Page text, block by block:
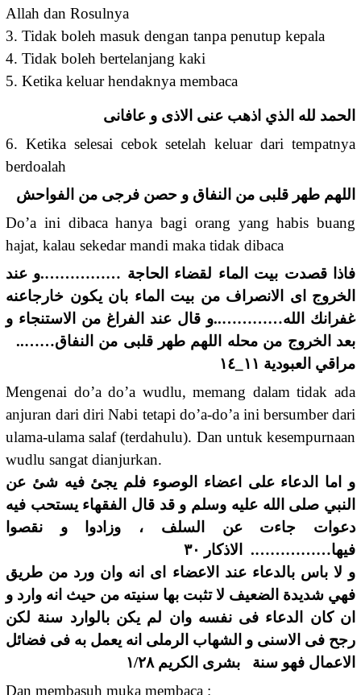
Allah dan Rosulnya
3. Tidak boleh masuk dengan tanpa penutup kepala
4. Tidak boleh bertelanjang kaki
5. Ketika keluar hendaknya membaca
الحمد لله الذي اذهب عنى الاذى و عافانى
6. Ketika selesai cebok setelah keluar dari tempatnya
berdoalah
اللهم طهر قلبى من النفاق و حصن فرجى من الفواحش
Do’a ini dibaca hanya bagi orang yang habis buang
hajat, kalau sekedar mandi maka tidak dibaca
فاذا قصدت بيت الماء لقضاء الحاجة …………….و عند
الخروج اى الانصراف من بيت الماء بان يكون خارجاعنه
غفرانك الله…………..و قال عند الفراغ من الاستنجاء و
بعد الخروج من محله اللهم طهر قلبى من النفاق……..
مراقي العبودية ١١_١٤
Mengenai do’a do’a wudlu, memang dalam tidak ada
anjuran dari diri Nabi tetapi do’a-do’a ini bersumber dari
ulama-ulama salaf (terdahulu). Dan untuk kesempurnaan
wudlu sangat dianjurkan.
و اما الدعاء على اعضاء الوصوء فلم يجئ فيه شئ عن
النبي صلى الله عليه وسلم و قد قال الفقهاء يستحب فيه
دعوات جاءت عن السلف ، وزادوا و نقصوا
فيها……………. الاذكار ٣٠
و لا باس بالدعاء عند الاعضاء اى انه وان ورد من طريق
فهي شديدة الضعيف لا تثبت بها سنيته من حيث انه وارد و
ان كان الدعاء فى نفسه وان لم يكن بالوارد سنة لكن
رجح فى الاسنى و الشهاب الرملى انه يعمل به فى فضائل
الاعمال فهو سنة بشرى الكريم ١/٢٨
Dan membasuh muka membaca :